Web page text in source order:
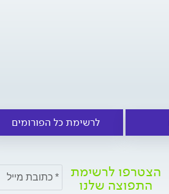
לרשימת כל הפורומים
הצטרפו לרשימת
התפוצה שלנו